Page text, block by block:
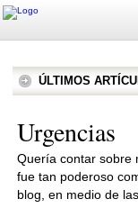
ÚLTIMOS
Urgencias
Quería contar sobre
fue tan poderoso
blog, en medio de